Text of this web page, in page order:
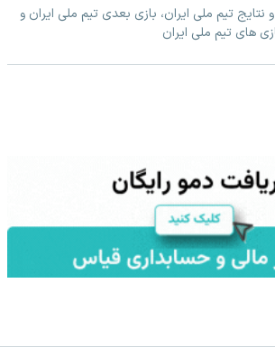
نتایج تیم ملی ایران، بازی بعدی تیم ملی ایران و
های تیم ملی ایران